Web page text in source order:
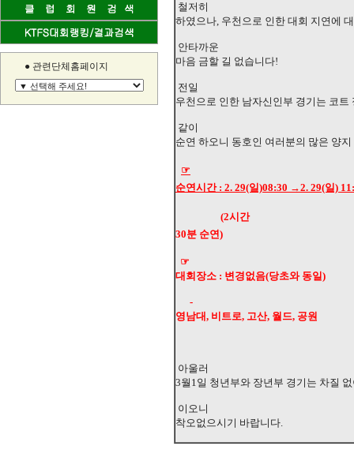
● 관련단체홈페이지
철저히
하였으나, 우천으로 인한 대회 지연에
안타까운
마음 금할 길 없습니다!
전일
우천으로 인한 남자신인부 경기는 코트
같이
순연 하오니 동호인 여러분의 많은 양
☞
순연시간 : 2. 29(일)08:30 →2. 29(일)
(2시간
30분 순연)
☞
대회장소 : 변경없음(당초와 동일)
-
영남대, 비트로, 고산, 월드, 공원
아울러
3월1일 청년부와 장년부 경기는 차질
이오니
착오없으시기 바랍니다.